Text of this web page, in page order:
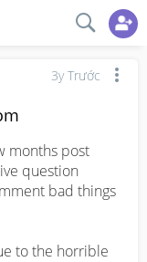
3y Trước
months post
question
bad things
to the horrible